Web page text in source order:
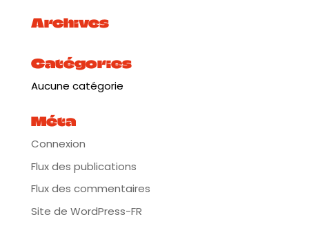
Archives
Catégories
Aucune catégorie
Méta
Connexion
Flux des publications
Flux des commentaires
Site de WordPress-FR